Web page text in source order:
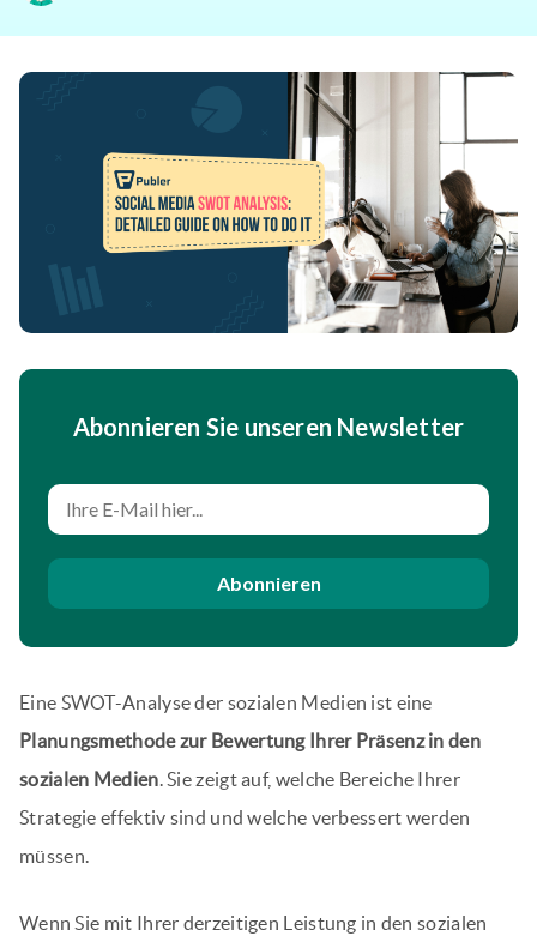
Abonnieren Sie unseren Newsletter
Abonnieren
Eine SWOT-Analyse der sozialen Medien ist eine
Planungsmethode zur Bewertung Ihrer Präsenz in den
sozialen Medien. Sie zeigt auf, welche Bereiche Ihrer
Strategie effektiv sind und welche verbessert werden
müssen.
Wenn Sie mit Ihrer derzeitigen Leistung in den sozialen